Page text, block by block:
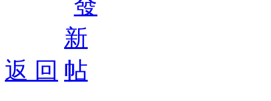
返 回